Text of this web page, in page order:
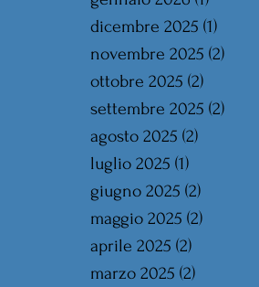
dicembre 2025 (1)
novembre 2025 (2)
ottobre 2025 (2)
settembre 2025 (2)
agosto 2025 (2)
luglio 2025 (1)
giugno 2025 (2)
maggio 2025 (2)
aprile 2025 (2)
marzo 2025 (2)